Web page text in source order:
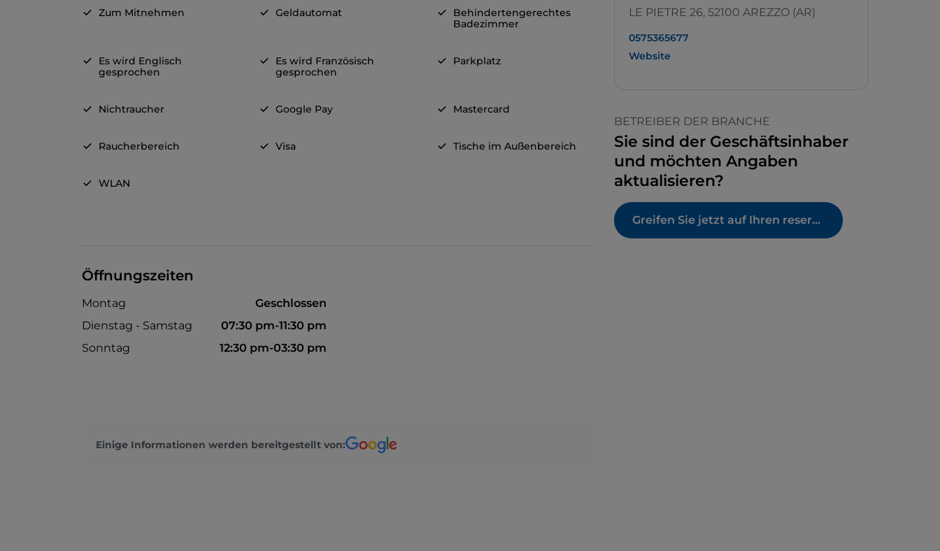
Zum Mitnehmen Geldautomat
Behindertengerechtes
Badezimmer
Es wird Englisch
gesprochen
Es wird Französisch
gesprochen
Parkplatz
Nichtraucher Google Pay Mastercard
Raucherbereich Visa Tische im Außenbereich
WLAN
Öffnungszeiten
Montag
Geschlossen
Dienstag - Samstag
07:30 pm-11:30 pm
Sonntag
12:30 pm-03:30 pm
Einige Informationen werden bereitgestellt von:
LE PIETRE 26, 52100 AREZZO (AR)
0575365677
Website
BETREIBER DER BRANCHE
Sie sind der Geschäftsinhaber
und möchten Angaben
aktualisieren?
Greifen Sie jetzt auf Ihren reservierten Bereich zu